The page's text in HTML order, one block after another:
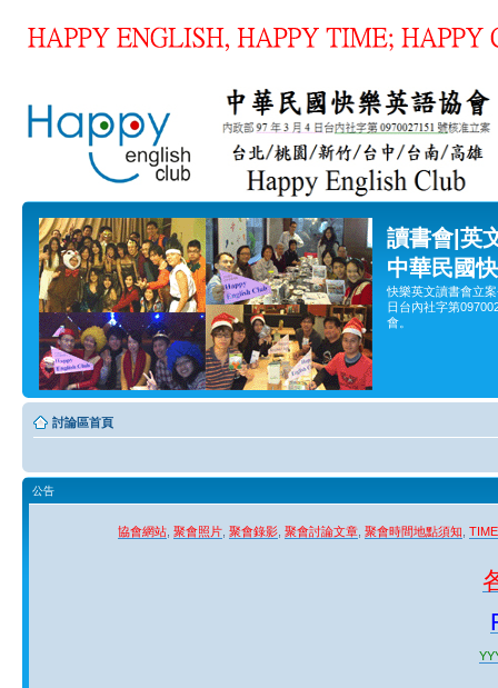
讀書會|英
中華民國
快樂英文讀書會立
日台內社字第
會。
討論區首頁
公告
協會網站 聚會照片 聚會錄影 聚會討論文章 聚會時間地點須知